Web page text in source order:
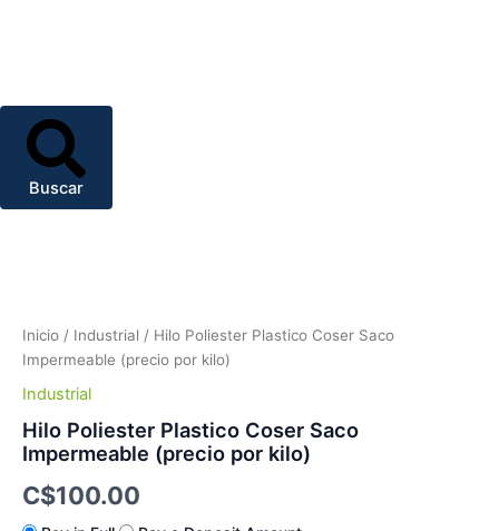
Buscar
Inicio / Industrial / Hilo Poliester Plastico Coser Saco
Impermeable (precio por kilo)
Industrial
Hilo Poliester Plastico Coser Saco
Impermeable (precio por kilo)
C$100.00
Saco
Impermeable
por
kilo)
cantidad